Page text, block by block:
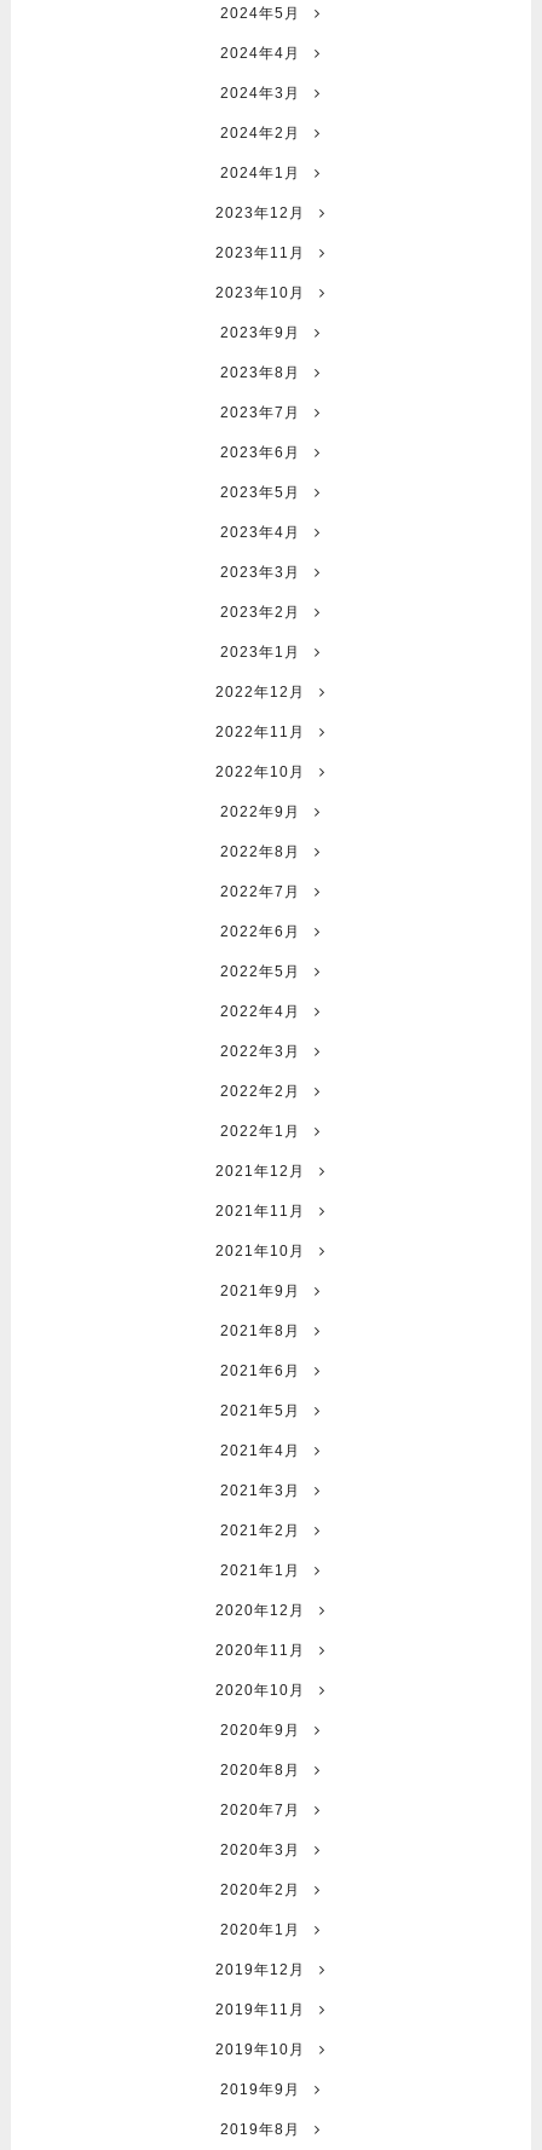
2024年5月
2024年4月
2024年3月
2024年2月
2024年1月
2023年12月
2023年11月
2023年10月
2023年9月
2023年8月
2023年7月
2023年6月
2023年5月
2023年4月
2023年3月
2023年2月
2023年1月
2022年12月
2022年11月
2022年10月
2022年9月
2022年8月
2022年7月
2022年6月
2022年5月
2022年4月
2022年3月
2022年2月
2022年1月
2021年12月
2021年11月
2021年10月
2021年9月
2021年8月
2021年6月
2021年5月
2021年4月
2021年3月
2021年2月
2021年1月
2020年12月
2020年11月
2020年10月
2020年9月
2020年8月
2020年7月
2020年3月
2020年2月
2020年1月
2019年12月
2019年11月
2019年10月
2019年9月
2019年8月